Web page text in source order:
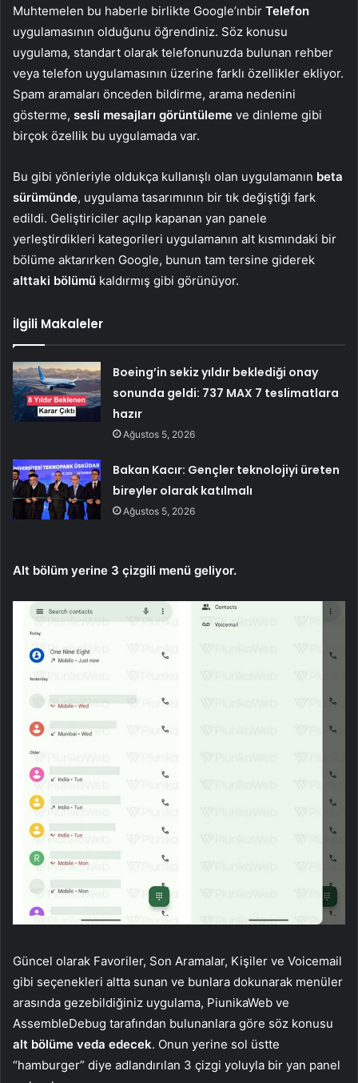
Muhtemelen bu haberle birlikte Google’ınbir Telefon
uygulamasının olduğunu öğrendiniz. Söz konusu
uygulama, standart olarak telefonunuzda bulunan rehber
veya telefon uygulamasının üzerine farklı özellikler ekliyor.
Spam aramaları önceden bildirme, arama nedenini
gösterme, sesli mesajları görüntüleme ve dinleme gibi
birçok özellik bu uygulamada var.
Bu gibi yönleriyle oldukça kullanışlı olan uygulamanın beta
sürümünde, uygulama tasarımının bir tık değiştiği fark
edildi. Geliştiriciler açılıp kapanan yan panele
yerleştirdikleri kategorileri uygulamanın alt kısmındaki bir
bölüme aktarırken Google, bunun tam tersine giderek
alttaki bölümü kaldırmış gibi görünüyor.
İlgili Makaleler
Boeing’in sekiz yıldır beklediği onay
sonunda geldi: 737 MAX 7 teslimatlara
hazır
Ağustos 5, 2026
Bakan Kacır: Gençler teknolojiyi üreten
bireyler olarak katılmalı
Ağustos 5, 2026
Alt bölüm yerine 3 çizgili menü geliyor.
Güncel olarak Favoriler, Son Aramalar, Kişiler ve Voicemail
gibi seçenekleri altta sunan ve bunlara dokunarak menüler
arasında gezebildiğiniz uygulama, PiunikaWeb ve
AssembleDebug tarafından bulunanlara göre söz konusu
alt bölüme veda edecek. Onun yerine sol üstte
“hamburger” diye adlandırılan 3 çizgi yoluyla bir yan panel